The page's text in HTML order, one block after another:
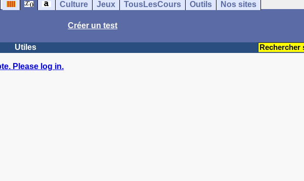
Culture Jeux TousLesCours Outils Nos sites
Créer un test
Utiles
Please log in.